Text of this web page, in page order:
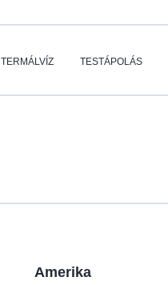
TERMÁLVÍZ TESTÁPOLÁS
Amerika